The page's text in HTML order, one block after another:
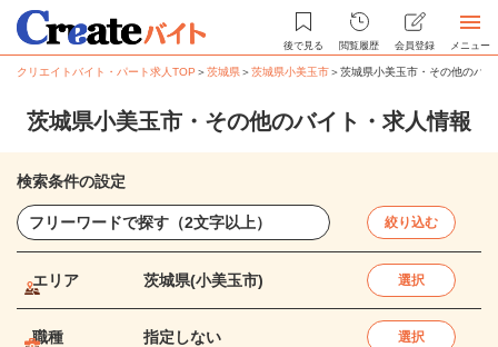
後で見る 閲覧履歴 会員登録 メニュー
クリエイトバイト・パート求人TOP ＞茨城県＞茨城県小美玉市＞茨城県小美玉市・その他のバ
茨城県小美玉市・その他のバイト・求人情報
検索条件の設定
絞り込む
エリア 茨城県(小美玉市) 選択
職種 指定しない 選択